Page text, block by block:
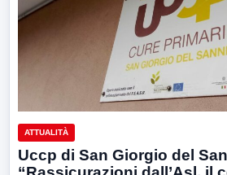
ATTUALITÀ
Uccp di San Giorgio del